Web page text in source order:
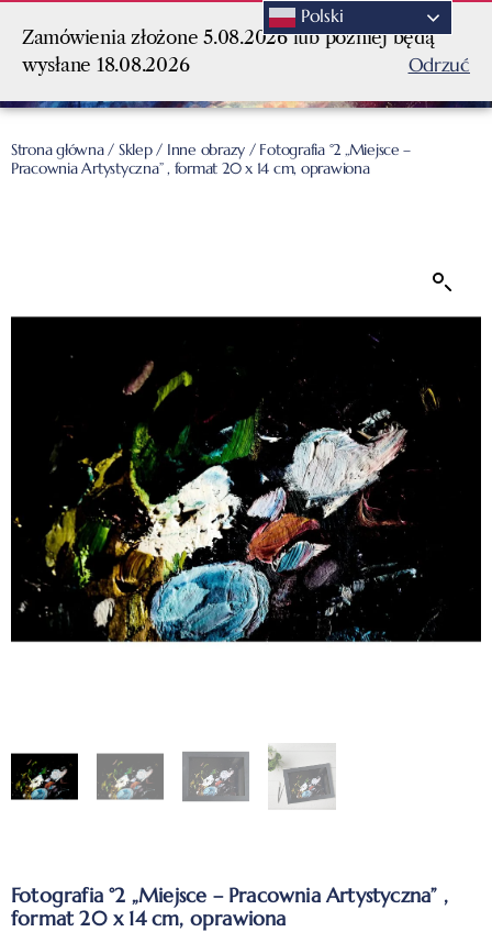
Zamówienia złożone 5.08.2026 lub później będą
wysłane 18.08.2026
Odrzuć
Strona główna/ Sklep/ Inne obrazy / Fotografia °2 „Miejsce –
Pracownia Artystyczna” , format 20 x 14 cm, oprawiona
Fotografia °2 „Miejsce – Pracownia Artystyczna” ,
format 20 x 14 cm, oprawiona
Polski